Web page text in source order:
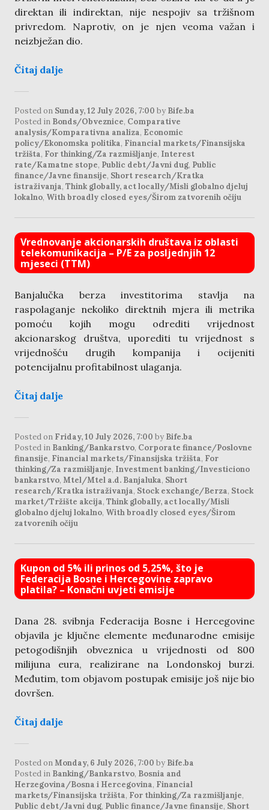
direktan ili indirektan, nije nespojiv sa tržišnom
privredom. Naprotiv, on je njen veoma važan i
neizbježan dio.
Čitaj dalje
Posted on Sunday, 12 July 2026, 7:00 by Bife.ba
Posted in Bonds/Obveznice, Comparative
analysis/Komparativna analiza, Economic
policy/Ekonomska politika, Financial markets/Finansijska
tržišta, For thinking/Za razmišljanje, Interest
rate/Kamatne stope, Public debt/Javni dug, Public
finance/Javne finansije, Short research/Kratka
istraživanja, Think globally, act locally/Misli globalno djeluj
lokalno, With broadly closed eyes/Širom zatvorenih očiju
Vrednovanje akcionarskih društava iz oblasti
telekomunikacija – P/E za posljednjih 12
mjeseci (TTM)
Banjalučka berza investitorima stavlja na
raspolaganje nekoliko direktnih mjera ili metrika
pomoću kojih mogu odrediti vrijednost
akcionarskog društva, uporediti tu vrijednost s
vrijednošću drugih kompanija i ocijeniti
potencijalnu profitabilnost ulaganja.
Čitaj dalje
Posted on Friday, 10 July 2026, 7:00 by Bife.ba
Posted in Banking/Bankarstvo, Corporate finance/Poslovne
finansije, Financial markets/Finansijska tržišta, For
thinking/Za razmišljanje, Investment banking/Investiciono
bankarstvo, Mtel/Mtel a.d. Banjaluka, Short
research/Kratka istraživanja, Stock exchange/Berza, Stock
market/Tržište akcija, Think globally, act locally/Misli
globalno djeluj lokalno, With broadly closed eyes/Širom
zatvorenih očiju
Kupon od 5% ili prinos od 5,25%, što je
Federacija Bosne i Hercegovine zapravo
platila? – Konačni uvjeti emisije
Dana 28. svibnja Federacija Bosne i Hercegovine
objavila je ključne elemente međunarodne emisije
petogodišnjih obveznica u vrijednosti od 800
milijuna eura, realizirane na Londonskoj burzi.
Međutim, tom objavom postupak emisije još nije bio
dovršen.
Čitaj dalje
Posted on Monday, 6 July 2026, 7:00 by Bife.ba
Posted in Banking/Bankarstvo, Bosnia and
Herzegovina/Bosna i Hercegovina, Financial
markets/Finansijska tržišta, For thinking/Za razmišljanje,
Public debt/Javni dug, Public finance/Javne finansije, Short